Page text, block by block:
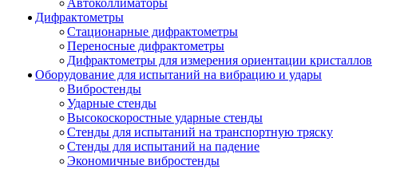
Автоколлиматоры
Дифрактометры
Стационарные дифрактометры
Переносные дифрактометры
Дифрактометры для измерения ориентации кристаллов
Оборудование для испытаний на вибрацию и удары
Вибростенды
Ударные стенды
Высокоскоростные ударные стенды
Стенды для испытаний на транспортную тряску
Стенды для испытаний на падение
Экономичные вибростенды